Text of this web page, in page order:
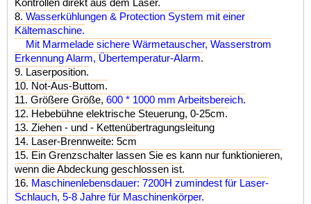
Kontrollen direkt aus dem Laser.
8. Wasserkühlungen & Protection System mit einer
Kältemaschine.
Mit Marmelade sichere Wärmetauscher, Wasserstrom
Erkennung Alarm, Übertemperatur-Alarm.
9. Laserposition.
10. Not-Aus-Buttom.
11. Größere Größe, 600 * 1000 mm Arbeitsbereich.
12. Hebebühne elektrische Steuerung, 0-25cm.
13. Ziehen - und - Kettenübertragungsleitung
14. Laser-Brennweite: 5cm
15. Ein Grenzschalter lassen Sie es kann nur funktionieren,
wenn die Abdeckung geschlossen ist.
16. Maschinenlebensdauer: 7200H zumindest für Laser-
Schlauch, 5-8 Jahre für Maschinenkörper.